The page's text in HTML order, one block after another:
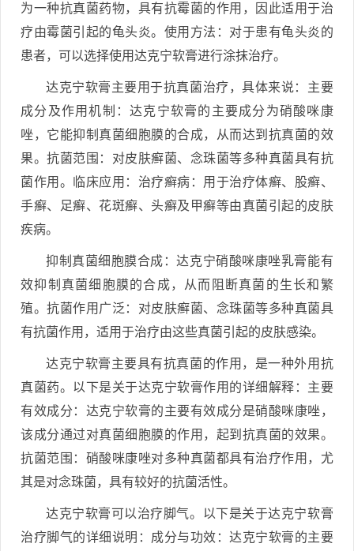
为一种抗真菌药物，具有抗霉菌的作用，因此适用于治
疗由霉菌引起的龟头炎。使用方法：对于患有龟头炎的
患者，可以选择使用达克宁软膏进行涂抹治疗。
达克宁软膏主要用于抗真菌治疗，具体来说：主要
成分及作用机制：达克宁软膏的主要成分为硝酸咪康
唑，它能抑制真菌细胞膜的合成，从而达到抗真菌的效
果。抗菌范围：对皮肤癣菌、念珠菌等多种真菌具有抗
菌作用。临床应用：治疗癣病：用于治疗体癣、股癣、
手癣、足癣、花斑癣、头癣及甲癣等由真菌引起的皮肤
疾病。
抑制真菌细胞膜合成：达克宁硝酸咪康唑乳膏能有
效抑制真菌细胞膜的合成，从而阻断真菌的生长和繁
殖。抗菌作用广泛：对皮肤癣菌、念珠菌等多种真菌具
有抗菌作用，适用于治疗由这些真菌引起的皮肤感染。
达克宁软膏主要具有抗真菌的作用，是一种外用抗
真菌药。以下是关于达克宁软膏作用的详细解释：主要
有效成分：达克宁软膏的主要有效成分是硝酸咪康唑，
该成分通过对真菌细胞膜的作用，起到抗真菌的效果。
抗菌范围：硝酸咪康唑对多种真菌都具有治疗作用，尤
其是对念珠菌，具有较好的抗菌活性。
达克宁软膏可以治疗脚气。以下是关于达克宁软膏
治疗脚气的详细说明：成分与功效：达克宁软膏的主要